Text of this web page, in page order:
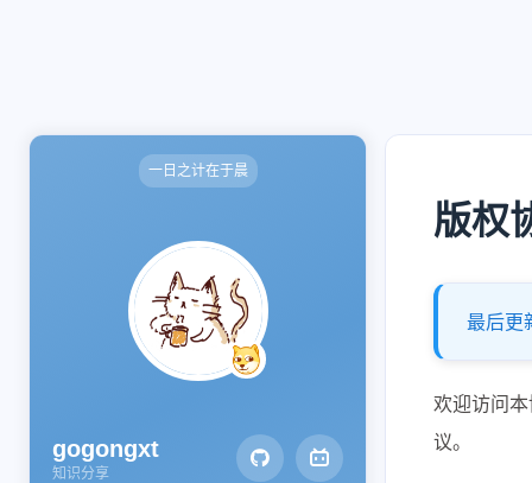
版权
最后更
欢迎访问
议。
一日之计在于晨
gogongxt
知识分享